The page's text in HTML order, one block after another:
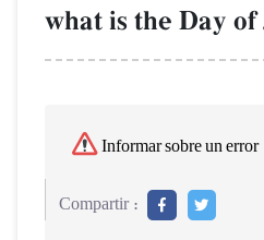
what is the Day
Informar sobre un error
Compartir :